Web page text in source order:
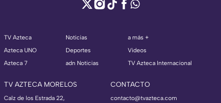
TV Azteca
Azteca UNO
Azteca 7
Noticias
Deportes
adn Noticias
a más +
Videos
TV Azteca Internacional
TV AZTECA MORELOS
Calz de los Estrada 22,
CONTACTO
contacto@tvazteca.com